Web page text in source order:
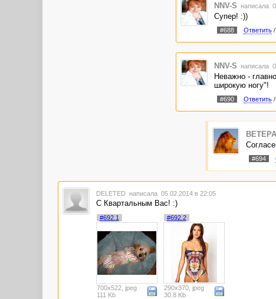
NNV-S написала
Супер! :))
#688 Ответить/
NNV-S написала
Неважно -
широкую ногу"!
#690 Ответить/
#694
DELETED написала 05.02.2014 в 22:05
С Квартальным Вас! :)
#692.1
700x522, jpeg
111 Kb
#692.2
290x370, jpeg
30.8 Kb